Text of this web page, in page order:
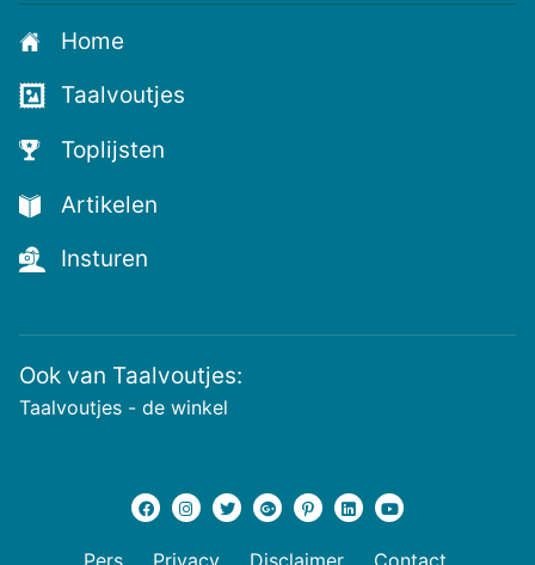
voor
de
nieuwste
voutjes
en
de
voutste
nieuwtjes!
Home
Taalvoutjes
Toplijsten
Artikelen
Insturen
Ook van Taalvoutjes:
Taalvoutjes - de winkel
Pers Privacy Disclaimer Contact